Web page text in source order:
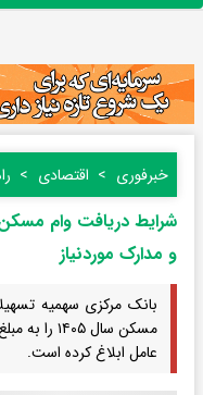
خبرفوری اقتصادی
و مدارک موردنیاز
بانک مرکزی سهمیه
عامل ابلاغ کرده است.